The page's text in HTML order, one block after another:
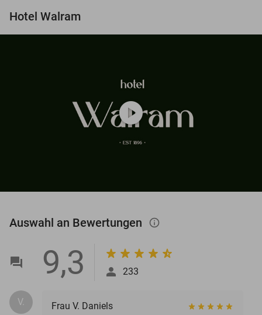
Hotel Walram
play_circle
Auswahl an Bewertungen info_outlined
9,3 233
V.
Frau V. Daniels